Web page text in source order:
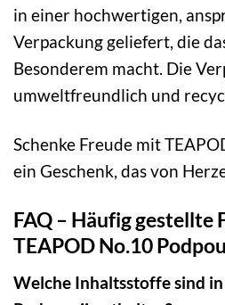
in einer hochwertigen,
Verpackung geliefert, die
Besonderem macht. Die
umweltfreundlich und
Schenke Freude mit
ein Geschenk, das von
FAQ – Häufig gestellte
TEAPOD No.10
Welche Inhaltsstoffe sind